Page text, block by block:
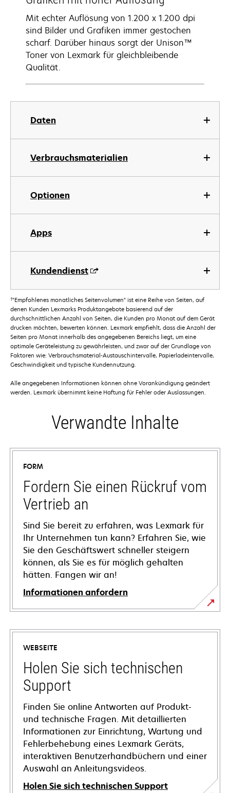
Daten
Verbrauchsmaterialien
Optionen
Apps
Kundendienst
Mit echter Auflösung von 1.200 x 1.200 dpi
sind Bilder und Grafiken immer gestochen
scharf. Darüber hinaus sorgt der Unison™
Toner von Lexmark für gleichbleibende
Qualität.
†"Empfohlenes monatliches Seitenvolumen" ist eine Reihe von Seiten, auf
denen Kunden Lexmarks Produktangebote basierend auf der
durchschnittlichen Anzahl von Seiten, die Kunden pro Monat auf dem Gerät
drucken möchten, bewerten können. Lexmark empfiehlt, dass die Anzahl der
Seiten pro Monat innerhalb des angegebenen Bereichs liegt, um eine
optimale Geräteleistung zu gewährleisten, und zwar auf der Grundlage von
Faktoren wie: Verbrauchsmaterial-Austauschintervalle, Papierladeintervalle,
Geschwindigkeit und typische Kundennutzung.
Alle angegebenen Informationen können ohne Vorankündigung geändert
werden. Lexmark übernimmt keine Haftung für Fehler oder Auslassungen.
Verwandte Inhalte
FORM
Fordern Sie einen Rückruf vom
Vertrieb an
Sind Sie bereit zu erfahren, was Lexmark für
Ihr Unternehmen tun kann? Erfahren Sie, wie
Sie den Geschäftswert schneller steigern
können, als Sie es für möglich gehalten
hätten. Fangen wir an!
Informationen anfordern
WEBSEITE
Holen Sie sich technischen
Support
Finden Sie online Antworten auf Produkt-
und technische Fragen. Mit detaillierten
Informationen zur Einrichtung, Wartung und
Fehlerbehebung eines Lexmark Geräts,
interaktiven Benutzerhandbüchern und einer
Auswahl an Anleitungsvideos.
Holen Sie sich technischen Support